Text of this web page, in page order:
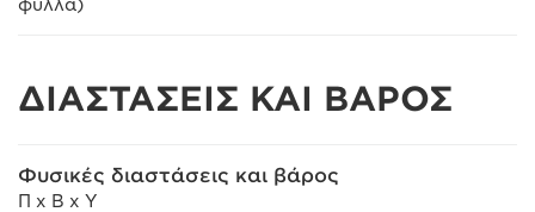
φύλλα)
ΔΙΑΣΤΑΣΕΙΣ ΚΑΙ ΒΑΡΟΣ
Φυσικές διαστάσεις και βάρος
Π x Β x Υ